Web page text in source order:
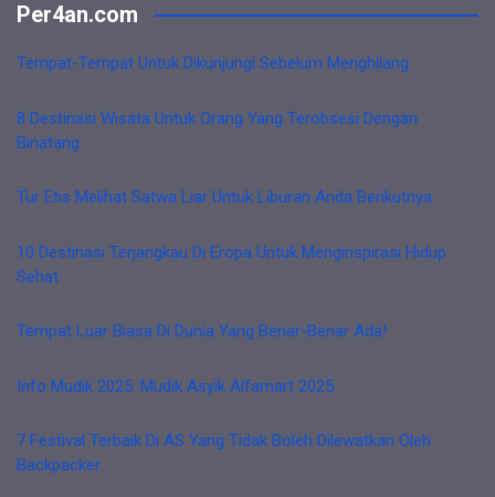
Per4an.com
Tempat-Tempat Untuk Dikunjungi Sebelum Menghilang
8 Destinasi Wisata Untuk Orang Yang Terobsesi Dengan
Binatang
Tur Etis Melihat Satwa Liar Untuk Liburan Anda Berikutnya
10 Destinasi Terjangkau Di Eropa Untuk Menginspirasi Hidup
Sehat
Tempat Luar Biasa Di Dunia Yang Benar-Benar Ada!
Info Mudik 2025: Mudik Asyik Alfamart 2025
7 Festival Terbaik Di AS Yang Tidak Boleh Dilewatkan Oleh
Backpacker